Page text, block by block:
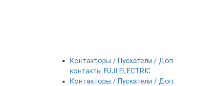
Контакторы / Пускатели / Доп.
контакты FUJI ELECTRIC
Контакторы / Пускатели / Доп.